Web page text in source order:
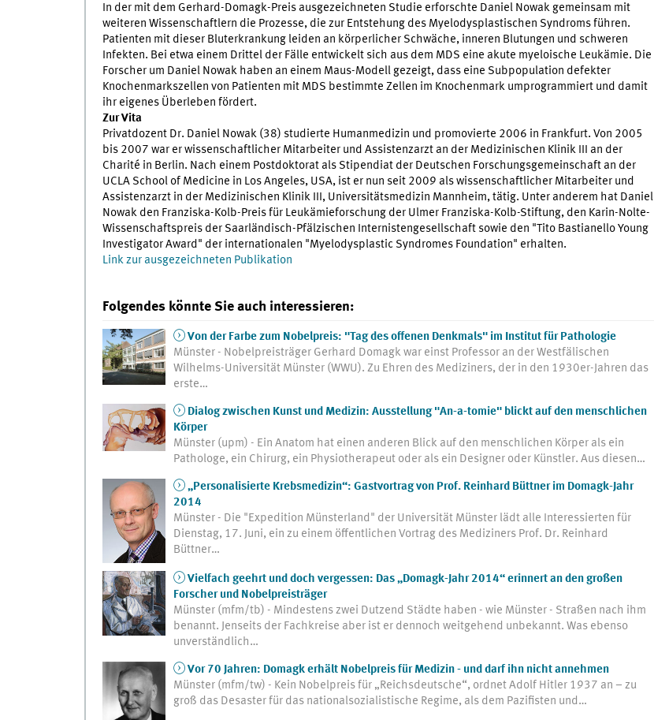
In der mit dem Gerhard-Domagk-Preis ausgezeichneten Studie erforschte Daniel Nowak gemeinsam mit
weiteren Wissenschaftlern die Prozesse, die zur Entstehung des Myelodysplastischen Syndroms führen.
Patienten mit dieser Bluterkrankung leiden an körperlicher Schwäche, inneren Blutungen und schweren
Infekten. Bei etwa einem Drittel der Fälle entwickelt sich aus dem MDS eine akute myeloische Leukämie. Die
Forscher um Daniel Nowak haben an einem Maus-Modell gezeigt, dass eine Subpopulation defekter
Knochenmarkszellen von Patienten mit MDS bestimmte Zellen im Knochenmark umprogrammiert und damit
ihr eigenes Überleben fördert.
Zur Vita
Privatdozent Dr. Daniel Nowak (38) studierte Humanmedizin und promovierte 2006 in Frankfurt. Von 2005
bis 2007 war er wissenschaftlicher Mitarbeiter und Assistenzarzt an der Medizinischen Klinik III an der
Charité in Berlin. Nach einem Postdoktorat als Stipendiat der Deutschen Forschungsgemeinschaft an der
UCLA School of Medicine in Los Angeles, USA, ist er nun seit 2009 als wissenschaftlicher Mitarbeiter und
Assistenzarzt in der Medizinischen Klinik III, Universitätsmedizin Mannheim, tätig. Unter anderem hat Daniel
Nowak den Franziska-Kolb-Preis für Leukämieforschung der Ulmer Franziska-Kolb-Stiftung, den Karin-Nolte-
Wissenschaftspreis der Saarländisch-Pfälzischen Internistengesellschaft sowie den "Tito Bastianello Young
Investigator Award" der internationalen "Myelodysplastic Syndromes Foundation" erhalten.
Link zur ausgezeichneten Publikation
Folgendes könnte Sie auch interessieren:
Von der Farbe zum Nobelpreis: "Tag des offenen Denkmals" im Institut für Pathologie
Münster - Nobelpreisträger Gerhard Domagk war einst Professor an der Westfälischen
Wilhelms-Universität Münster (WWU). Zu Ehren des Mediziners, der in den 1930er-Jahren das
erste…
Dialog zwischen Kunst und Medizin: Ausstellung "An-a-tomie" blickt auf den menschlichen
Körper
Münster (upm) - Ein Anatom hat einen anderen Blick auf den menschlichen Körper als ein
Pathologe, ein Chirurg, ein Physiotherapeut oder als ein Designer oder Künstler. Aus diesen…
„Personalisierte Krebsmedizin“: Gastvortrag von Prof. Reinhard Büttner im Domagk-Jahr
2014
Münster - Die "Expedition Münsterland" der Universität Münster lädt alle Interessierten für
Dienstag, 17. Juni, ein zu einem öffentlichen Vortrag des Mediziners Prof. Dr. Reinhard
Büttner…
Vielfach geehrt und doch vergessen: Das „Domagk-Jahr 2014“ erinnert an den großen
Forscher und Nobelpreisträger
Münster (mfm/tb) - Mindestens zwei Dutzend Städte haben - wie Münster - Straßen nach ihm
benannt. Jenseits der Fachkreise aber ist er dennoch weitgehend unbekannt. Was ebenso
unverständlich…
Vor 70 Jahren: Domagk erhält Nobelpreis für Medizin - und darf ihn nicht annehmen
Münster (mfm/tw) - Kein Nobelpreis für „Reichsdeutsche“, ordnet Adolf Hitler 1937 an – zu
groß das Desaster für das nationalsozialistische Regime, als dem Pazifisten und…